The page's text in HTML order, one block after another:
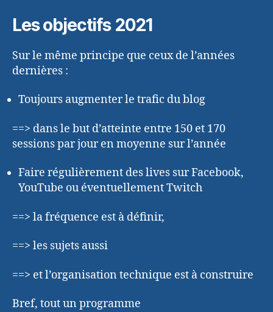
Les objectifs 2021
Sur le même principe que ceux de l’années
dernières :
Toujours augmenter le trafic du blog
==> dans le but d’atteinte entre 150 et 170
sessions par jour en moyenne sur l’année
Faire régulièrement des lives sur Facebook,
YouTube ou éventuellement Twitch
==> la fréquence est à définir,
==> les sujets aussi
==> et l’organisation technique est à construire
Bref, tout un programme